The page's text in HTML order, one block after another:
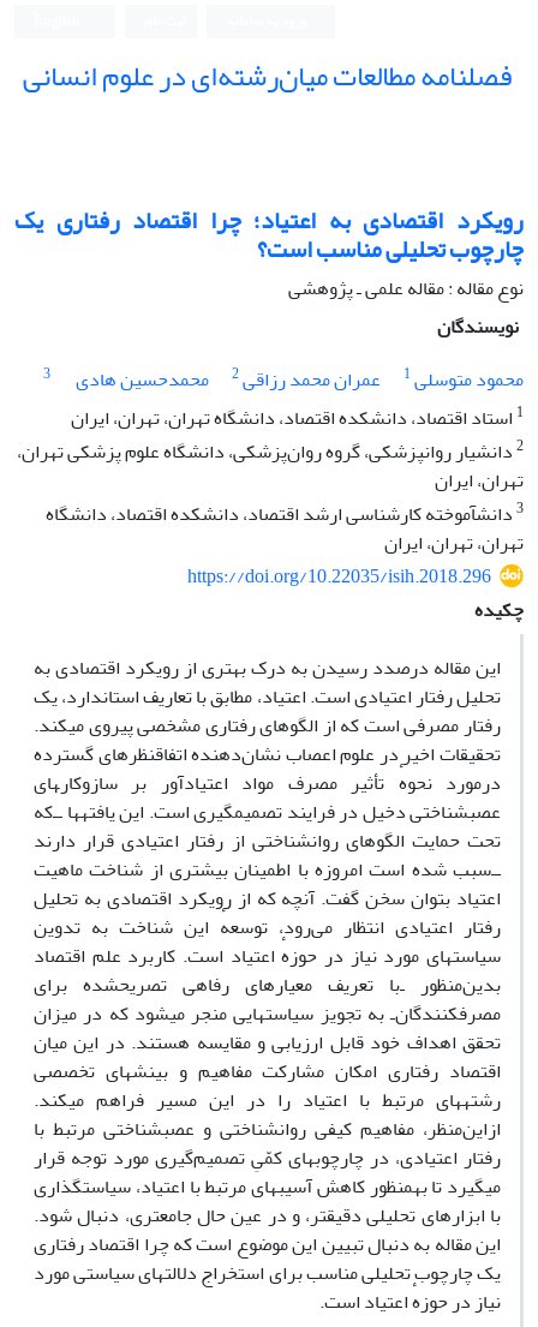
فصلنامه مطالعات میان‌رشته‌ای در علوم انسانی
رویکرد اقتصادی به اعتیاد؛ چرا اقتصاد رفتاری یک
چارچوب تحلیلی مناسب است؟
نوع مقاله : مقاله علمی ـ پژوهشی
نویسندگان
محمود متوسلی1 عمران محمد رزاقی2 محمدحسین هادی
3
1 استاد اقتصاد، دانشکده اقتصاد، دانشگاه تهران، تهران، ایران
2دانشیار روانپزشکی، گروه روان‌پزشکی، دانشگاه علوم پزشکی تهران،
تهران، ایران
3دانشآموخته کارشناسی ارشد اقتصاد، دانشکده اقتصاد، دانشگاه
تهران، تهران، ایران
https://doi.org/10.22035/isih.2018.296
چکیده
این مقاله درصدد رسیدن به درک بهتری از رویکرد اقتصادی به
تحلیل رفتار اعتیادی است. اعتیاد، مطابق با تعاریف استاندارد، یک
رفتار مصرفی است که از الگوهای رفتاری مشخصی پیروی می‍کند.
تحقیقات اخیر در علوم اعصاب نشان‌دهنده اتفاق‍نظرهای گسترده
درمورد نحوهٔ تأثیر مصرف مواد اعتیادآور بر سازوکار‍های
عصب‍شناختی دخیل در فرایند تصمیم‍گیری است. این یافته‍ها ــ‌که
تحت حمایت الگوهای روان‍شناختی از رفتار اعتیادی قرار دارند
ــ‌سبب شده است امروزه با اطمینان بیشتری از شناخت ماهیت
اعتیاد بتوان سخن گفت. آنچه که از رویکرد اقتصادی به تحلیل
رفتار اعتیادی انتظار می‌رود، توسعهٔ این شناخت به تدوین
سیاست‍های مورد نیاز در حوزهٔ اعتیاد است. کاربرد علم اقتصاد
بدین‌منظور ـ‌با تعریف معیارهای رفاهی تصریح‍شده برای
مصرف‍کنندگان‌ـ به تجویز سیاست‍هایی منجر می‍شود که در میزان
تحقق اهداف خود قابل ارزیابی و مقایسه هستند. در این میان
اقتصاد رفتاری امکان مشارکت مفاهیم و بینش‍های تخصصی
رشته‍های مرتبط با اعتیاد را در این مسیر فراهم می‍کند.
ازاین‌منظر، مفاهیم کیفی روان‍شناختی و عصب‍شناختی مرتبط با
رفتار اعتیادی، در چارچوب‍های کمّیِ تصمیم‌گیری مورد توجه قرار
می‍گیرد تا به‍منظور کاهش آسیب‍های مرتبط با اعتیاد، سیاست‍گذاری
با ابزارهای تحلیلی دقیق‍تر، و در عین حال جامع‍تری، دنبال شود.
این مقاله به دنبال تبیین این موضوع است که چرا اقتصاد رفتاری
یک چارچوب تحلیلی مناسب برای استخراج دلالت‍های سیاستی مورد
نیاز در حوزهٔ اعتیاد است.